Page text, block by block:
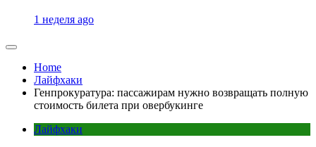
1 неделя ago
Home
Лайфхаки
Генпрокуратура: пассажирам нужно возвращать полную
стоимость билета при овербукинге
Лайфхаки